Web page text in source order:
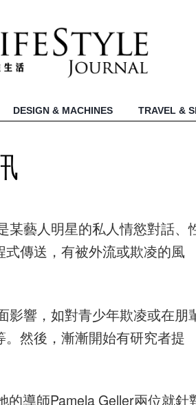
DESIGN & MACHINES TRAVEL &
某藝人明星的私人情慾對話、
傳送，有被外流或欺凌的風
影響，如對青少年欺凌或在朋
然後，漸漸開始有研究者提
的導師Pamela Geller兩位就針